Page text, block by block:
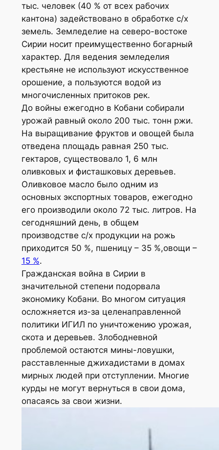
тыс. человек (40 % от всех рабочих
кантона) задействовано в обработке с/х
земель. Земледелие на северо-востоке
Сирии носит преимущественно богарный
характер. Для ведения земледелия
крестьяне не используют искусственное
орошение, а пользуются водой из
многочисленных притоков рек.
До войны ежегодно в Кобани собирали
урожай равный около 200 тыс. тонн ржи.
На выращивание фруктов и овощей была
отведена площадь равная 250 тыс.
гектаров, существовало 1, 6 млн
оливковых и фисташковых деревьев.
Оливковое масло было одним из
основных экспортных товаров, ежегодно
его производили около 72 тыс. литров. На
сегодняшний день, в общем
производстве с/х продукции на рожь
приходится 50 %, пшеницу – 35 %,овощи –
15 %.
Гражданская война в Сирии в
значительной степени подорвала
экономику Кобани. Во многом ситуация
осложняется из-за целенаправленной
политики ИГИЛ по уничтожению урожая,
скота и деревьев. Злободневной
проблемой остаются мины-ловушки,
расставленные джихадистами в домах
мирных людей при отступлении. Многие
курды не могут вернуться в свои дома,
опасаясь за свои жизни.